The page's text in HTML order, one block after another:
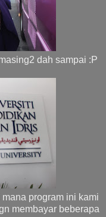
dah sampai :P
program ini kami
membayar beberapa